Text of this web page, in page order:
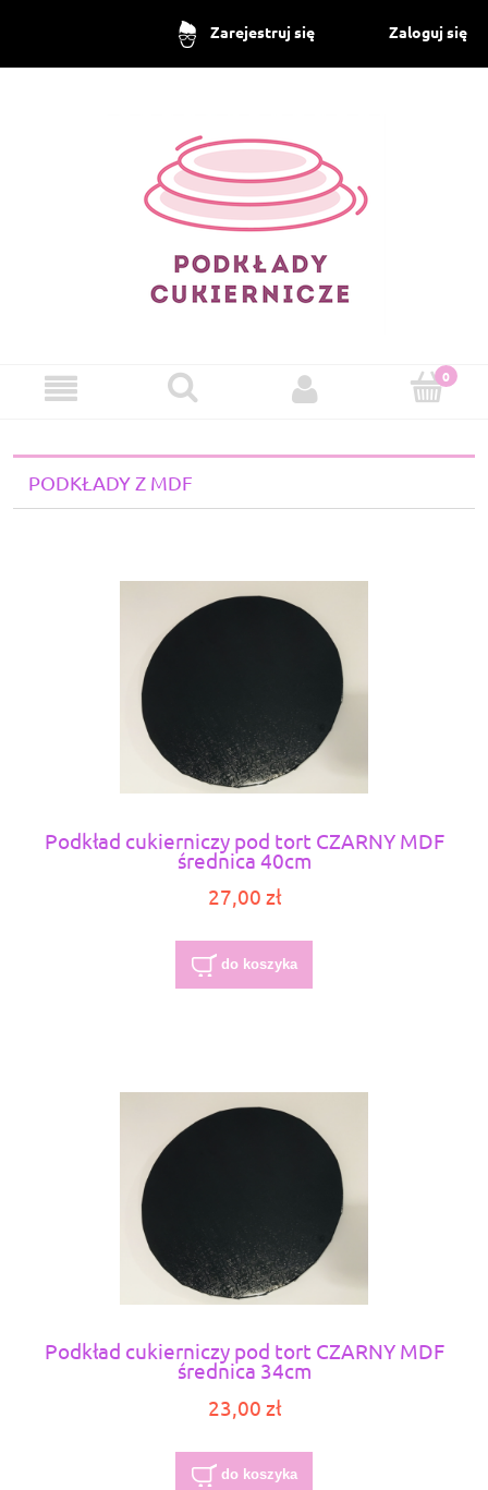
Zarejestruj się Zaloguj się
PODKŁADY Z MDF
Podkład cukierniczy pod tort CZARNY MDF
średnica 40cm
27,00 zł
do koszyka
Podkład cukierniczy pod tort CZARNY MDF
średnica 34cm
23,00 zł
do koszyka